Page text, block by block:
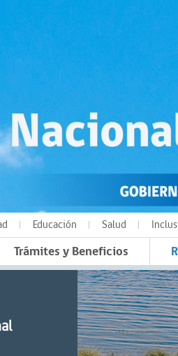
Educación Salud
Trámites y Beneficios